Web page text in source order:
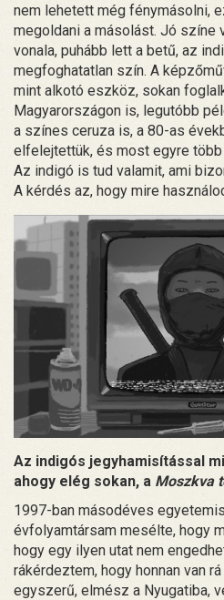
nem lehetett még fénymásolni,
megoldani a másolást. Jó
vonala, puhább lett a betű, az
megfoghatatlan szín. A
mint alkotó eszköz, sokan
Magyarországon is, legutóbb
a színes ceruza is, a 80-as
elfelejtettük, és most egyre
Az indigó is tud valamit, ami
A kérdés az, hogy mire
Az indigós jegyhamisítással
ahogy elég sokan, a Moszkva
1997-ban másodéves
évfolyamtársam mesélte, hogy
hogy egy ilyen utat nem
rákérdeztem, hogy honnan van
egyszerű, elmész a Nyugatiba,